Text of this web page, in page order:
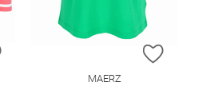
ZUR WUNSCHLISTE HINZUFÜGEN
ZUR
MAERZ